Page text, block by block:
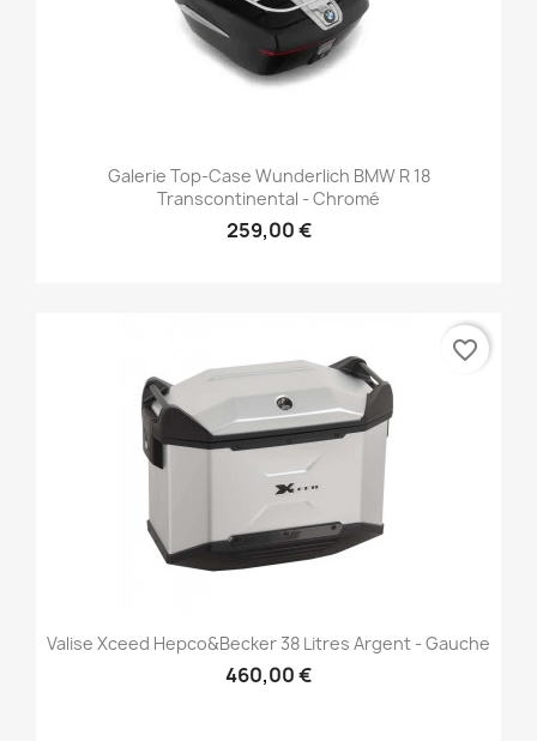
Galerie Top-Case Wunderlich BMW R 18
Transcontinental - Chromé
259,00 €
Valise Xceed Hepco&Becker 38 Litres Argent - Gauche
460,00 €
favorite_border